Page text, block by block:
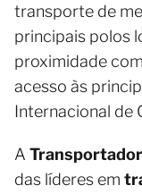
transporte de
principais polos
proximidade
acesso às
Internacional de
A
das líderes em